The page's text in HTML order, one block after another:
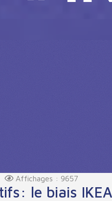
Affichages : 9657
le biais IKEA